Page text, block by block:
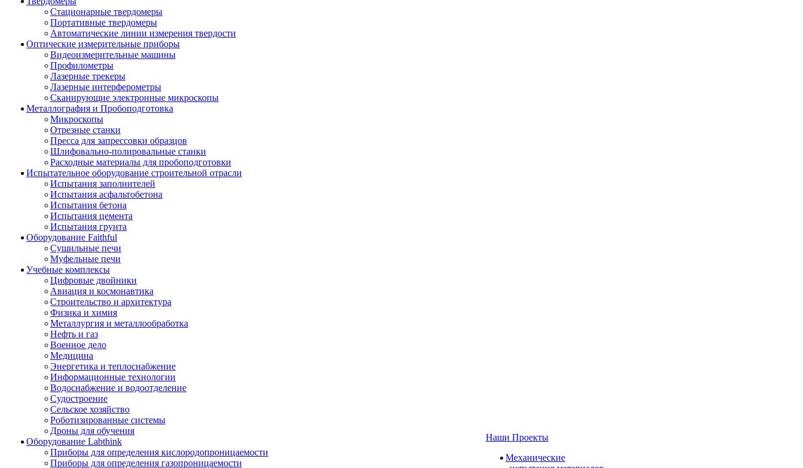
Стационарные твердомеры
Портативные твердомеры
Автоматические линии измерения твердости
Оптические измерительные приборы
Видеоизмерительные машины
Профилометры
Лазерные трекеры
Лазерные интерферометры
Сканирующие электронные микроскопы
Металлография и Пробоподготовка
Микроскопы
Отрезные станки
Пресса для запрессовки образцов
Шлифовально-полировальные станки
Расходные материалы для пробоподготовки
Испытательное оборудование строительной отрасли
Испытания заполнителей
Испытания асфальтобетона
Испытания бетона
Испытания цемента
Испытания грунта
Оборудование Faithful
Сушильные печи
Муфельные печи
Учебные комплексы
Цифровые двойники
Авиация и космонавтика
Строительство и архитектура
Физика и химия
Металлургия и металлообработка
Нефть и газ
Военное дело
Медицина
Энергетика и теплоснабжение
Информационные технологии
Водоснабжение и водоотделение
Судостроение
Сельское хозяйство
Роботизированные системы
Дроны для обучения
Оборудование Labthink
Приборы для определения кислородопроницаемости
Приборы для определения газопроницаемости
Наши Проекты
Механические